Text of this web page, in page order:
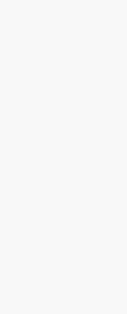
jednoho ze
vezou i další
je v českém